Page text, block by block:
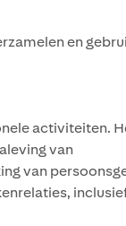
en
activiteiten.
van
van